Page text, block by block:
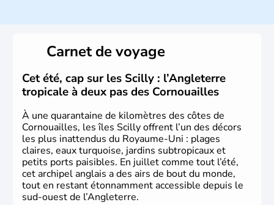
Histoire et administration
L'Angleterre est l’une des quatre nations constitutives du
Royaume-Uni. Elle est peuplée de plus de 50 millions
d’habitants, les Anglais, et constitue à elle seule, près de
84% de la population de l’ensemble. Le pays s’est créé au
Xème siècle et tient son nom desAngles
germanique installé sur ces terres. Première démocratie
parlementaire au monde, elle doit son développement à
l’essor industriel du XIXème siècle.
Carnet de voyage
Cet été, cap sur les Scilly : l’Angleterre
tropicale à deux pas des Cornouailles
À une quarantaine de kilomètres des côtes de
Cornouailles, les îles Scilly offrent l’un des décors
les plus inattendus du Royaume-Uni : plages
claires, eaux turquoise, jardins subtropicaux et
petits ports paisibles. En juillet comme tout l’été,
cet archipel anglais a des airs de bout du monde,
tout en restant étonnamment accessible depuis le
sud-ouest de l’Angleterre.